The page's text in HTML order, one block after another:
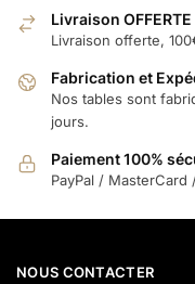
Livraison OFFERTE
Livraison offerte,
Fabrication et
Nos tables sont
jours.
Paiement 100%
PayPal / MasterCard
NOUS CONTACTER